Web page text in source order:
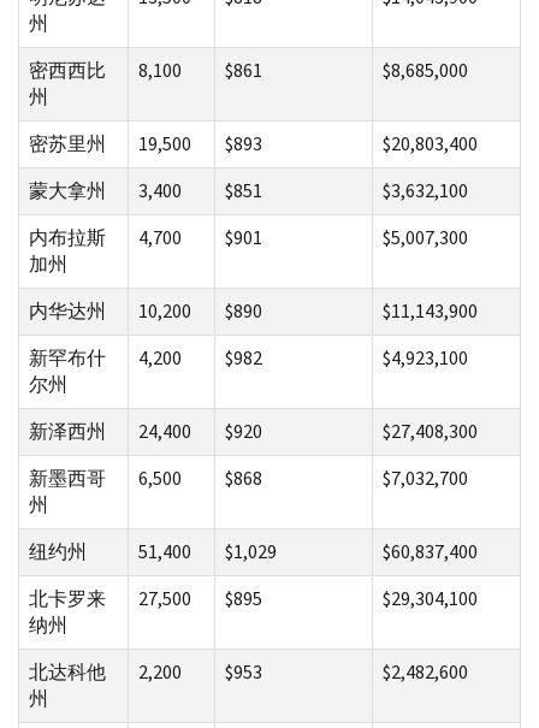
州
密西西比
州
8,100 $861 $8,685,000
密苏里州 19,500 $893
$20,803,400
蒙大拿州
3,400 $851
$3,632,100
内布拉斯
加州
4,700 $901 $5,007,300
内华达州 10,200 $890
$11,143,900
新罕布什
尔州
4,200 $982 $4,923,100
新泽西州 24,400 $920
$27,408,300
新墨西哥
州
6,500 $868 $7,032,700
纽约州 51,400 $1,029
$60,837,400
北卡罗来
纳州
27,500 $895 $29,304,100
北达科他
州
2,200 $953 $2,482,600